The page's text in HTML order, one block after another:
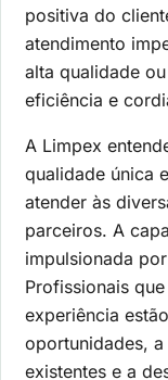
positiva do
atendimento
alta qualidade
eficiência e
A Limpex
qualidade única
atender às
parceiros. A
impulsionada
Profissionais
experiência
oportunidades,
existentes e a